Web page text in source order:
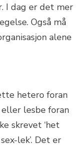
I dag er det mer
Også må
alene
hetero foran
lesbe foran
skrevet ‘het
lek’. Det er